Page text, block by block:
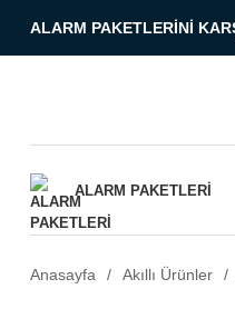
ALARM PAKETLERINI
ALARM PAKETLERI
Anasayfa Akıllı Ürünler